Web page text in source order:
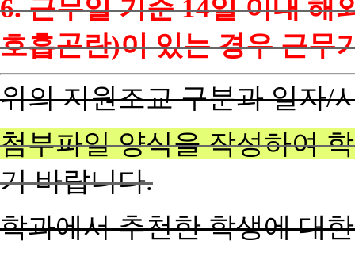
6.근무일 기준 14일 이내 해
호흡곤란)이 있는 경우 근무
위의 지원조교 구분과 일자/
첨부파일 양식을 작성하여
기 바랍니다.
학과에서 추천한 학생에 대